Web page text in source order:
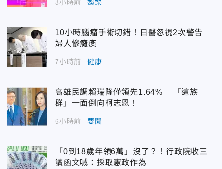
8小時前 娛樂
10小時腦瘤手術切錯！日醫忽視2次警告
婦人慘癱瘓
7小時前 健康
高雄民調賴瑞隆僅領先1.64% 「這族
群」一面倒向柯志恩！
6小時前 要聞
「0到18歲年領6萬」沒了？！行政院收三
讀函文喊：採取憲政作為